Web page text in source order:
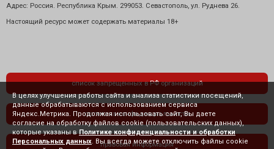
Адрес: Россия. Республика Крым. 299053. Севастополь, ул. Руднева 26.
Настоящий ресурс может содержать материалы 18+
список запрещенных в РФ организаций
политика конфиденциальности
правовая информация
В целях улучшения работы сайта и анализа статистики посещений,
данные обрабатываются с использованием сервиса
Яндекс.Метрика. Продолжая использовать сайт, Вы даете
согласие на обработку файлов cookie (пользовательских данных),
которые указаны в Политике конфиденциальности и обработки
Персональных данных . Вы всегда можете отключить файлы cookie